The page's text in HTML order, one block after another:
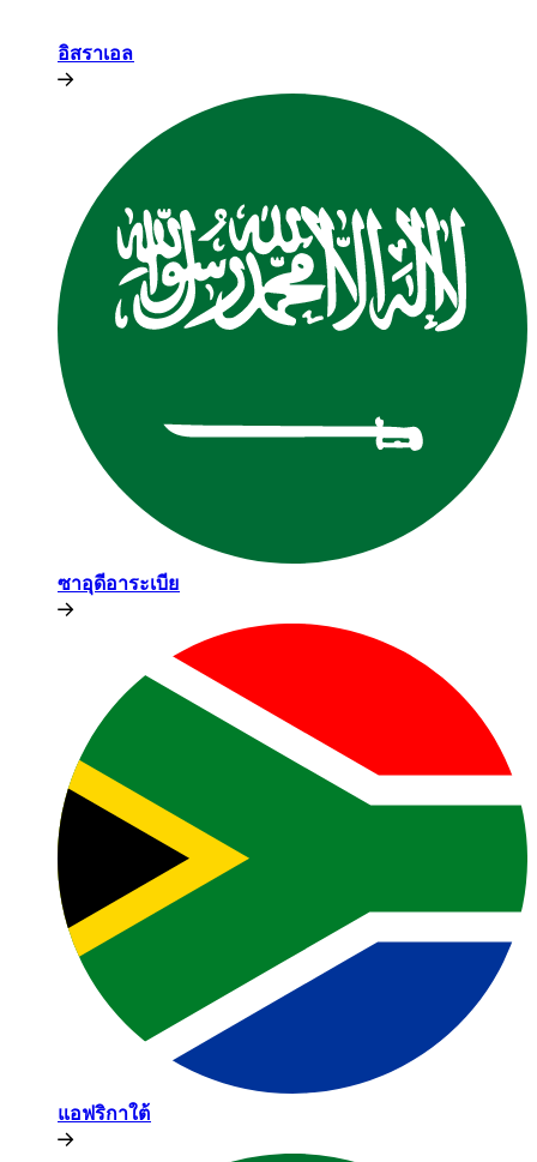
อิสราเอล​​
ซาอุดีอาระเบีย​​
แอฟริกาใต้​​